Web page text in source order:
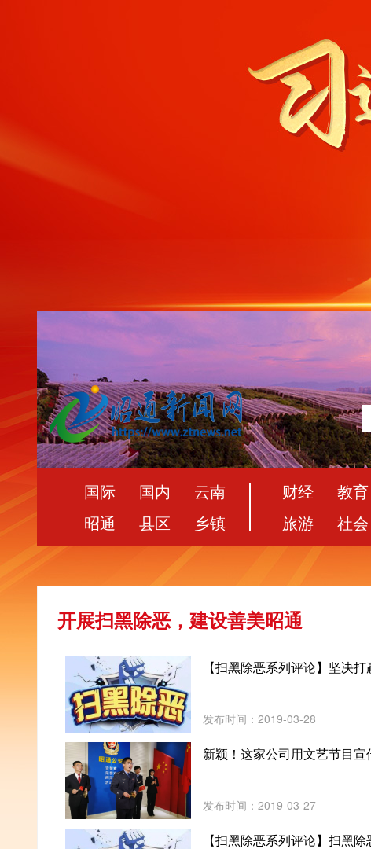
国际 国内
云南
昭通
县区 乡镇
财经 教育
旅游
社会
开展扫黑除恶，建设善美昭通
【扫黑除恶系列评论】坚决
发布时间：2019-03-28
新颖！这家公司用文艺节目宣
发布时间：2019-03-27
【扫黑除恶系列评论】扫黑